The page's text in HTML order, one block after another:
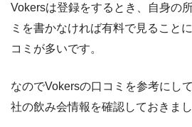
Vokersは登録をするとき、自身の
ミを書かなければ有料で見ること
コミが多いです。
なのでVokersの口コミを参考にし
社の飲み会情報を確認しておきまし